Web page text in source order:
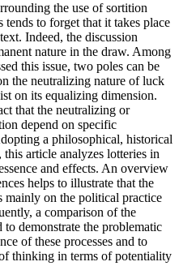
the use of sortition
to forget that it takes place
Indeed, the discussion
nature in the draw. Among
this issue, two poles can be
the neutralizing nature of luck
on its equalizing dimension.
that the neutralizing or
depend on specific
a philosophical, historical
article analyzes lotteries in
and effects. An overview
helps to illustrate that the
mainly on the political practice
a comparison of the
demonstrate the problematic
of these processes and to
thinking in terms of potentiality